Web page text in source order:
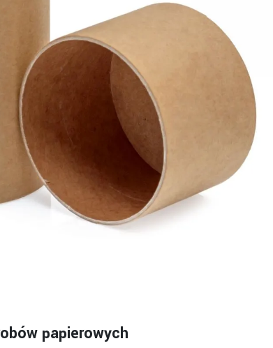
papierowych